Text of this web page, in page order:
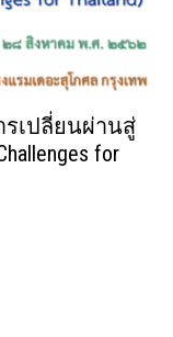
เปลี่ยนผ่านสู่
for